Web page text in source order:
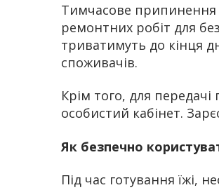
Тимчасове припинення
ремонтних робіт для
триватимуть до кінця
споживачів.
Крім того, для передачі
особистий кабінет.
Як безпечно
Під час готування їжі,